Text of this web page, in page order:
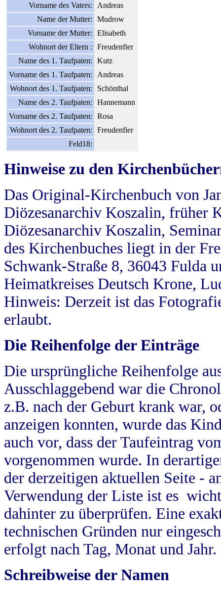
Vorname des Vaters:
Andreas
Name der Mutter:
Mudrow
Vorname der Mutter:
Elisabeth
Wohnort der Eltern :
Freudenfier
Name des 1. Taufpaten:
Kutz
Vorname des 1. Taufpaten:
Andreas
Wohnort des 1. Taufpaten:
Schönthal
Name des 2. Taufpaten:
Hannemann
Vorname des 2. Taufpaten:
Rosa
Wohnort des 2. Taufpaten:
Freudenfier
Feld18:
Hinweise zu den
Das Original-Kirchenbuch von
Diözesanarchiv Koszalin, früher
Diözesanarchiv Koszalin,
des Kirchenbuches liegt in der
Schwank-Straße 8, 36043 Fulda
Heimatkreises Deutsch Krone,
Hinweis: Derzeit ist das
erlaubt.
Die Reihenfolge der Einträge
Die ursprüngliche Reihenfolge
Ausschlaggebend war die
z.B. nach der Geburt krank war,
anzeigen konnten, wurde das
auch vor, dass der Taufeintrag
vorgenommen wurde. In
der derzeitigen aktuellen Seite -
Verwendung der Liste ist es
dahinter zu überprüfen. Eine
technischen Gründen nur
erfolgt nach Tag, Monat und Jahr.
Schreibweise der Namen